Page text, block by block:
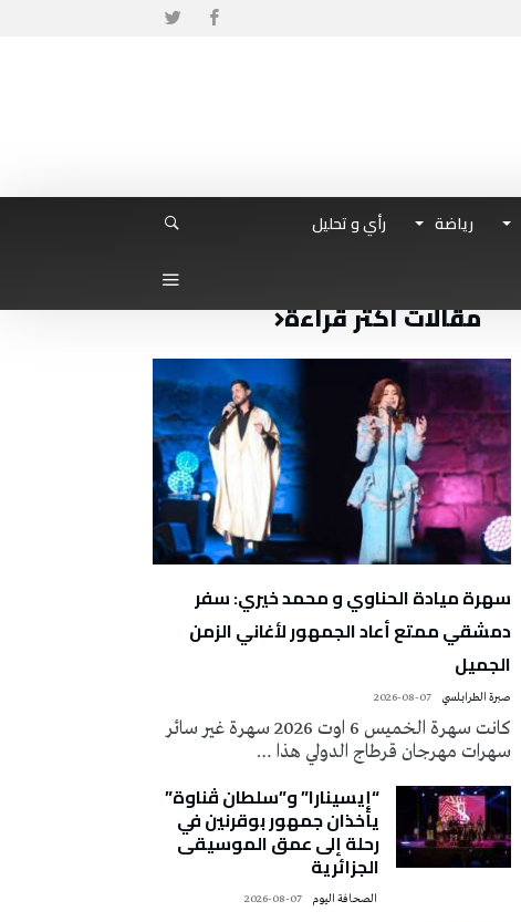
رياضة
رأي و تحليل
مقالات أكثر قراءة
سهرة ميادة الحناوي و محمد خيري: سفر
دمشقي ممتع أعاد الجمهور لأغاني الزمن
الجميل
صبرة الطرابلسي 2026-08-07
كانت سهرة الخميس 6 اوت 2026 سهرة غير سائر
سهرات مهرجان قرطاج الدولي هذا …
“إيسينارا” و”سلطان ڤناوة”
يأخذان جمهور بوقرنين في
رحلة إلى عمق الموسيقى
الجزائرية
2026-08-07